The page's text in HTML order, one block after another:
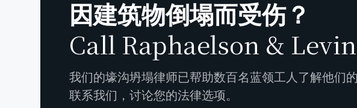
因建筑物倒塌而受伤？
Call Raphaelson &
我们的壕沟坍塌律师已帮助数百名蓝领工人了解他们
联系我们，讨论您的法律选项。